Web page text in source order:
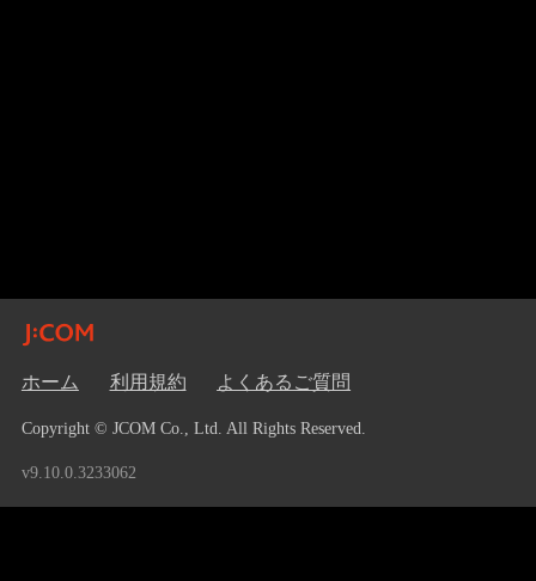
ホーム 利用規約 よくあるご質問
Copyright © JCOM Co., Ltd. All Rights Reserved.
v9.10.0.3233062